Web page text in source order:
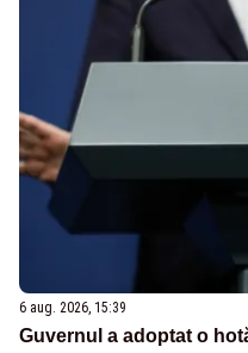
6 aug. 2026, 15:39
Guvernul a adoptat o